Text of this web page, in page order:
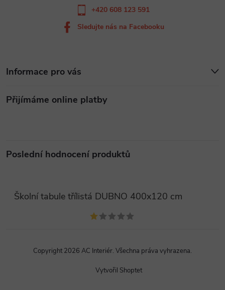
Informace pro vás
Přijímáme online platby
Poslední hodnocení produktů
Školní tabule třílistá DUBNO 400x120 cm
+420 608 123 591
Sledujte nás na Facebooku
Vytvořil Shoptet
Copyright 2026 AC Interiér. Všechna práva vyhrazena.